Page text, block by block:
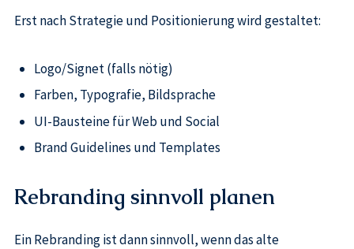
Erst nach Strategie und Positionierung wird gestaltet:
Logo/Signet (falls nötig)
Farben, Typografie, Bildsprache
UI-Bausteine für Web und Social
Brand Guidelines und Templates
Rebranding sinnvoll planen
Ein Rebranding ist dann sinnvoll, wenn das alte